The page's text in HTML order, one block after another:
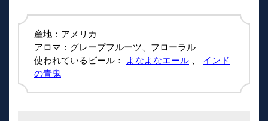
産地：アメリカ
アロマ：グレープフルーツ、フローラル
使われているビール：
よなよなエール
インド
の青鬼